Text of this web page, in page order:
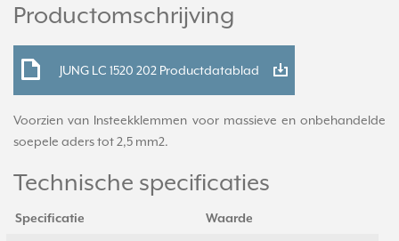
Productomschrijving
JUNG LC 1520 202 Productdatablad
Voorzien van Insteekklemmen voor massieve en onbehandelde
soepele aders tot 2,5 mm2.
Technische specificaties
Specificatie Waarde